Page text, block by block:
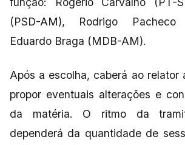
(PSD-AM), Rodrigo
Eduardo Braga (MDB-AM).
Após a escolha, caberá ao relator
propor eventuais alterações e
da matéria. O ritmo da
dependerá da quantidade de